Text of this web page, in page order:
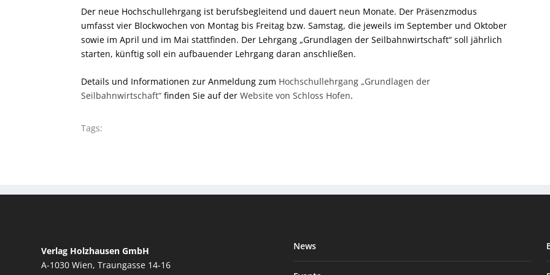
Der neue Hochschullehrgang ist berufsbegleitend und dauert neun Monate. Der Präsenzmodus
umfasst vier Blockwochen von Montag bis Freitag bzw. Samstag, die jeweils im September und Oktober
sowie im April und im Mai stattfinden. Der Lehrgang „Grundlagen der Seilbahnwirtschaft“ soll jährlich
starten, künftig soll ein aufbauender Lehrgang daran anschließen.
Details und Informationen zur Anmeldung zum Hochschullehrgang „Grundlagen der
Seilbahnwirtschaft“ finden Sie auf der Website von Schloss Hofen.
Tags:
Verlag Holzhausen GmbH
A-1030 Wien, Traungasse 14-16
News